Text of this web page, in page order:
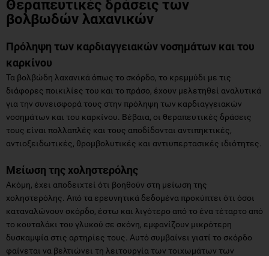
Θεραπευτικές δράσεις των
βολβωδών λαχανικών
Πρόληψη των καρδιαγγειακών νοσημάτων και του
καρκίνου
Τα βολβώδη λαχανικά όπως το σκόρδο, το κρεμμύδι με τις
διάφορες ποικιλίες του και το πράσο, έχουν μελετηθεί αναλυτικά
για την συνεισφορά τους στην πρόληψη των καρδιαγγειακών
νοσημάτων και του καρκίνου. Βέβαια, οι θεραπευτικές δράσεις
τους είναι πολλαπλές και τους αποδίδονται αντιπηκτικές,
αντιοξειδωτικές, θρομβολυτικές και αντιυπερτασικές ιδιότητες.
Μείωση της χοληστερόλης
Ακόμη, έχει αποδειχτεί ότι βοηθούν στη μείωση της
χοληστερόλης. Από τα ερευνητικά δεδομένα προκύπτει ότι όσοι
καταναλώνουν σκόρδο, έστω και λιγότερο από το ένα τέταρτο από
το κουταλάκι του γλυκού σε σκόνη, εμφανίζουν μικρότερη
δυσκαμψία στις αρτηρίες τους. Αυτό συμβαίνει γιατί το σκόρδο
φαίνεται να βελτιώνει τη λειτουργία των τοιχωμάτων των